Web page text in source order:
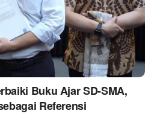
Buku Ajar SD-SMA,
Referensi